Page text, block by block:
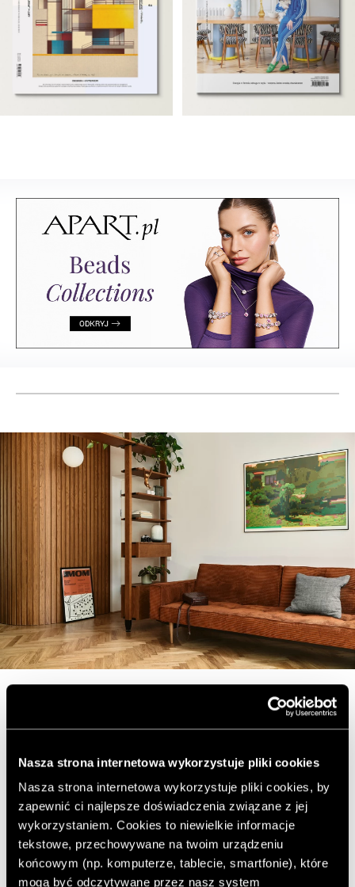
Nasza strona internetowa wykorzystuje pliki cookies
Nasza strona internetowa wykorzystuje pliki cookies, by
zapewnić ci najlepsze doświadczenia związane z jej
wykorzystaniem. Cookies to niewielkie informacje
tekstowe, przechowywane na twoim urządzeniu
końcowym (np. komputerze, tablecie, smartfonie), które
mogą być odczytywane przez nasz system
Gra brązów i rudości
Warszawa
Mieszkanie, które dziś Wam prezentujemy, znajduje się
w modernistycznej kamienicy z końca lat 50. leżącej
przy ul. Dunajeckiej w Warszawie. Lokal należy do pary